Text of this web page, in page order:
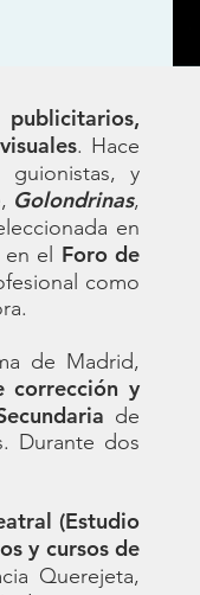
. Hace
y
Golondrinas,
en
el Foro de
como
de Madrid,
corrección y
de
Durante dos
(Estudio
y cursos de
Querejeta,